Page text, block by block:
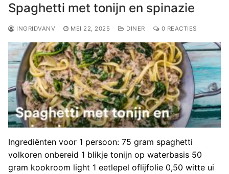
Spaghetti met tonijn en spinazie
INGRIDVANV MEI 22, 2025 DINER 0 REACTIES
Ingrediënten voor 1 persoon: 75 gram spaghetti
volkoren onbereid 1 blikje tonijn op waterbasis 50
gram kookroom light 1 eetlepel oflijfolie 0,50 witte ui